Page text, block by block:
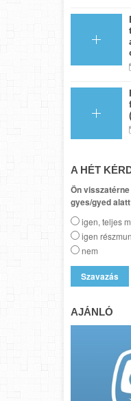
A HÉT
Ön
gyes/gyed
igen, teljes
igen
nem
AJÁNLÓ